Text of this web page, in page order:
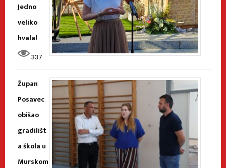
Jedno
veliko
hvala!
337
Župan
Posavec
obišao
gradilišt
a škola u
Murskom